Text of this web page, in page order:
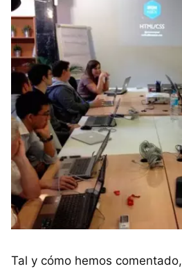
Tal y cómo hemos